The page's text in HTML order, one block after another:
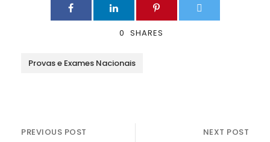
0 SHARES
Provas e Exames Nacionais
PREVIOUS POST NEXT POST